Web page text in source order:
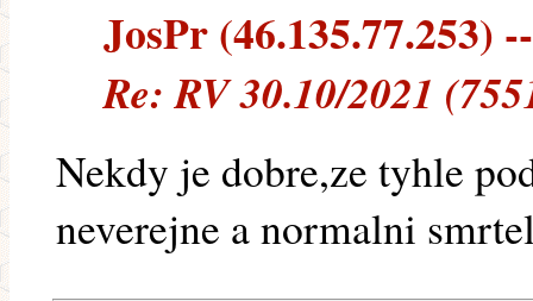
JosPr (46.135.77.253)
Re: RV 30.10/2021
Nekdy je dobre,ze tyhle
neverejne a normalni